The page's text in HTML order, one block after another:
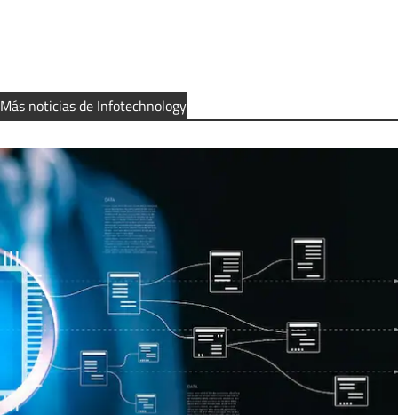
Más noticias de Infotechnology